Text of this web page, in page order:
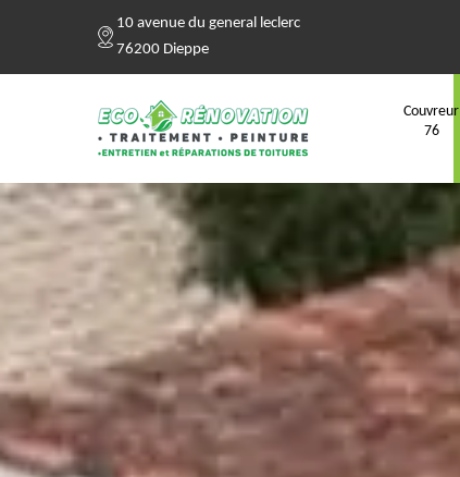
10 avenue du general leclerc
76200 Dieppe
Couvreur
76